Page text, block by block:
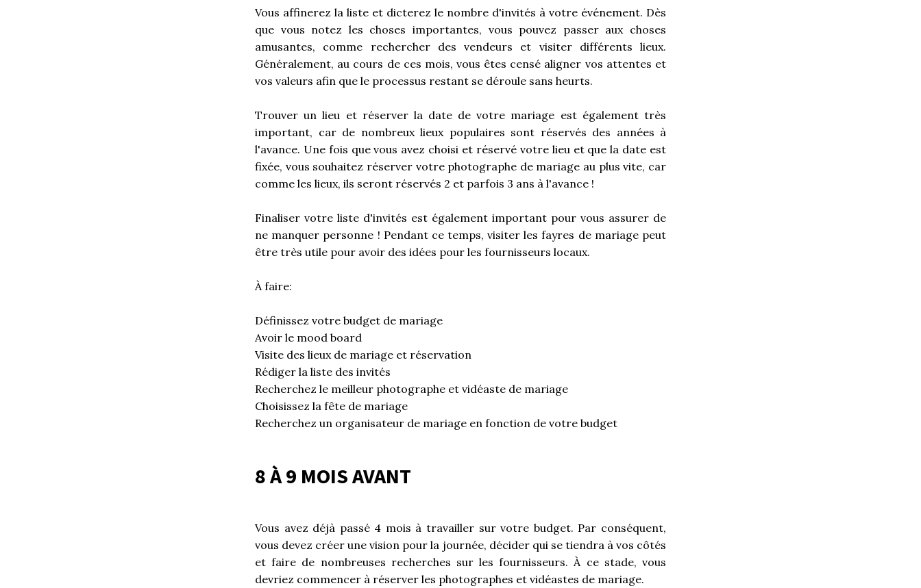
Vous affinerez la liste et dicterez le nombre d'invités à votre événement. Dès
que vous notez les choses importantes, vous pouvez passer aux choses
amusantes, comme rechercher des vendeurs et visiter différents lieux.
Généralement, au cours de ces mois, vous êtes censé aligner vos attentes et
vos valeurs afin que le processus restant se déroule sans heurts.
Trouver un lieu et réserver la date de votre mariage est également très
important, car de nombreux lieux populaires sont réservés des années à
l'avance. Une fois que vous avez choisi et réservé votre lieu et que la date est
fixée, vous souhaitez réserver votre photographe de mariage au plus vite, car
comme les lieux, ils seront réservés 2 et parfois 3 ans à l'avance !
Finaliser votre liste d'invités est également important pour vous assurer de
ne manquer personne ! Pendant ce temps, visiter les fayres de mariage peut
être très utile pour avoir des idées pour les fournisseurs locaux.
À faire:
Définissez votre budget de mariage
Avoir le mood board
Visite des lieux de mariage et réservation
Rédiger la liste des invités
Recherchez le meilleur photographe et vidéaste de mariage
Choisissez la fête de mariage
Recherchez un organisateur de mariage en fonction de votre budget
8 À 9 MOIS AVANT
Vous avez déjà passé 4 mois à travailler sur votre budget. Par conséquent,
vous devez créer une vision pour la journée, décider qui se tiendra à vos côtés
et faire de nombreuses recherches sur les fournisseurs. À ce stade, vous
devriez commencer à réserver les photographes et vidéastes de mariage.